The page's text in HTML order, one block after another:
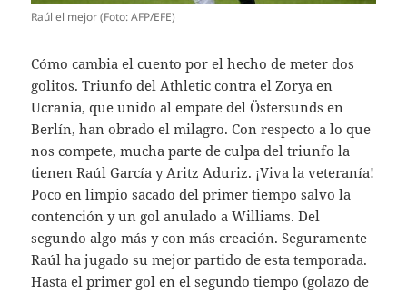
Raúl el mejor (Foto: AFP/EFE)
Cómo cambia el cuento por el hecho de meter dos
golitos. Triunfo del Athletic contra el Zorya en
Ucrania, que unido al empate del Östersunds en
Berlín, han obrado el milagro. Con respecto a lo que
nos compete, mucha parte de culpa del triunfo la
tienen Raúl García y Aritz Aduriz. ¡Viva la veteranía!
Poco en limpio sacado del primer tiempo salvo la
contención y un gol anulado a Williams. Del
segundo algo más y con más creación. Seguramente
Raúl ha jugado su mejor partido de esta temporada.
Hasta el primer gol en el segundo tiempo (golazo de